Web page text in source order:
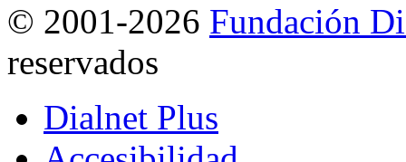
© 2001-2026 Fundación
reservados
Dialnet Plus